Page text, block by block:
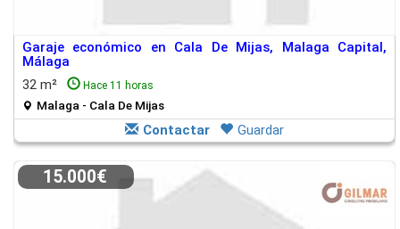
Garaje económico en Cala De Mijas, Malaga Capital,
Málaga
32 m²
Hace 11 horas
Malaga - Cala De Mijas
Contactar Guardar
15.000€